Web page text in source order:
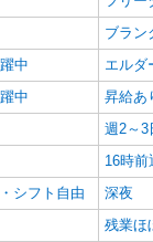
途交通費支給（30000
（月平均残業時間20時
アスケア訪問入浴
丁目17番7号
ト株式会社 全支援
保健師・管理栄養士
報酬：出来高制 報酬額（消費税抜き）： ・事
ブラン
中
エルダ
中
昇給あ
週2～3
16時前
シフト自由
深夜
残業ほ